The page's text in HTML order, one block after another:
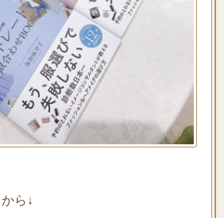
ら↓